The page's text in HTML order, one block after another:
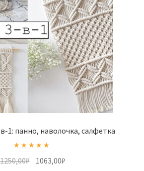
1: панно, наволочка, салфетка
1250,00₽ Первоначальная
1063,00₽